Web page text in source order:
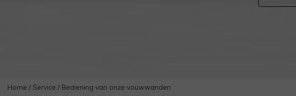
Home / Service / Bediening van onze vouwwanden